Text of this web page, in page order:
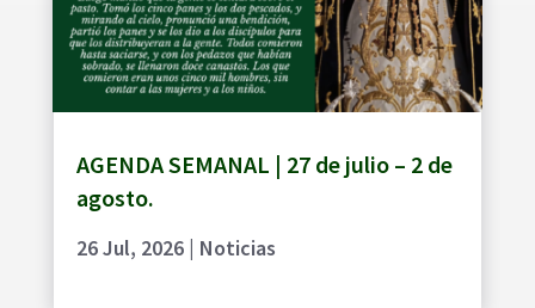
AGENDA SEMANAL | 27 de julio – 2 de
agosto.
26 Jul, 2026| Noticias